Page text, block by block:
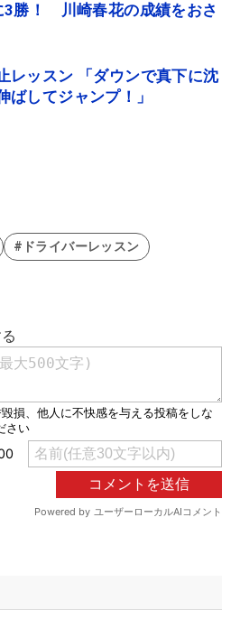
3勝！ 川崎春花の成績をおさ
レッスン 「ダウンで真下に沈
ばしてジャンプ！」
#ドライバーレッスン